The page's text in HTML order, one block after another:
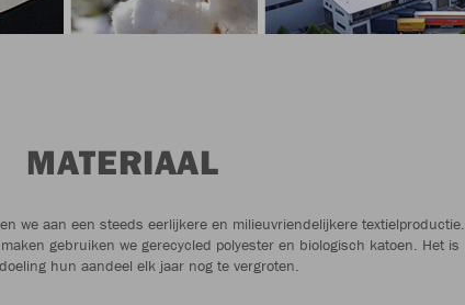
MATERIAAL
we aan een steeds eerlijkere en milieuvriendelijkere textielproductie.
gebruiken we gerecycled polyester en biologisch katoen. Het is
hun aandeel elk jaar nog te vergroten.